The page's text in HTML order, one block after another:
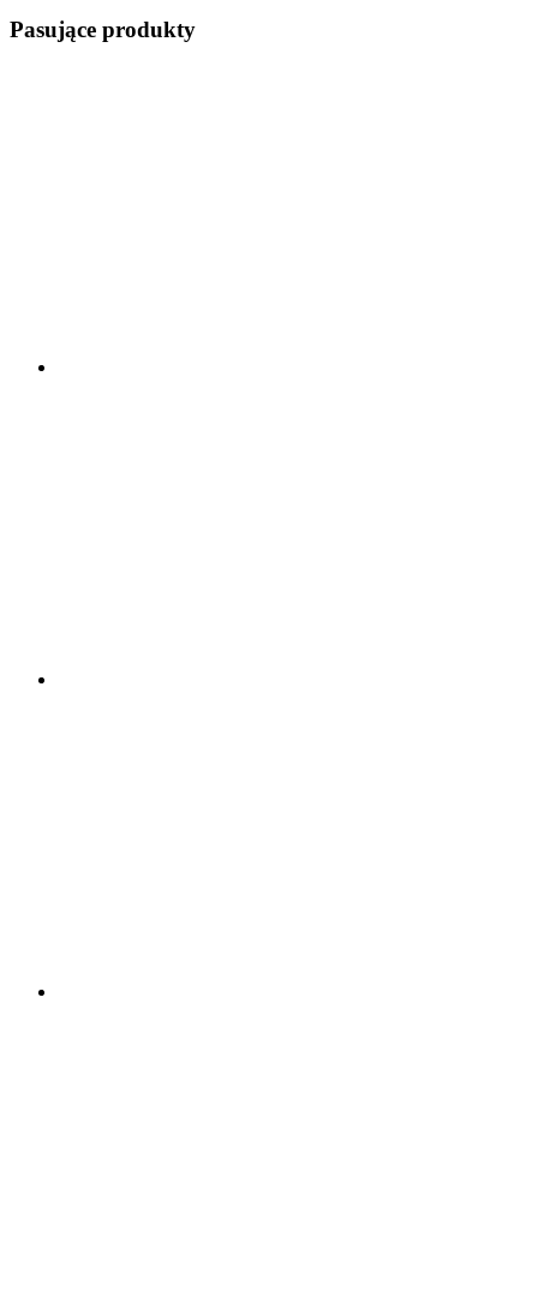
Pasujące produkty